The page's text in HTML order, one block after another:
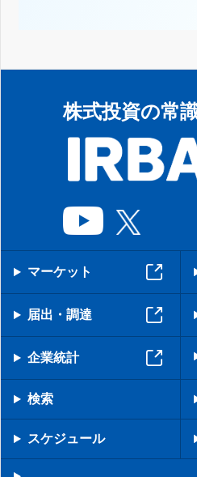
株式投資の常
マーケット
届出・調達
企業統計
検索
スケジュール